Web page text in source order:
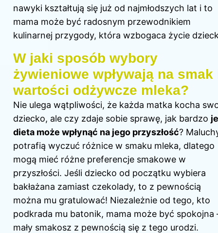
nawyki kształtują się już od najmłodszych lat i to
mama może być radosnym przewodnikiem
kulinarnej przygody, która wzbogaca życie
W jaki sposób wybory
żywieniowe wpływają na smak
wartości odżywcze mleka?
Nie ulega wątpliwości, że każda matka kocha
dziecko, ale czy zdaje sobie sprawę, jak bardzo
dieta może wpłynąć na jego przyszłość?
potrafią wyczuć różnice w smaku mleka, dlatego
mogą mieć różne preferencje smakowe w
przyszłości. Jeśli dziecko od początku wybiera
bakłażana zamiast czekolady, to z pewnością
można mu gratulować! Niezależnie od tego, kto
podkrada mu batonik, mama może być spokojna
mały smakosz z pewnością się z tego urodzi.